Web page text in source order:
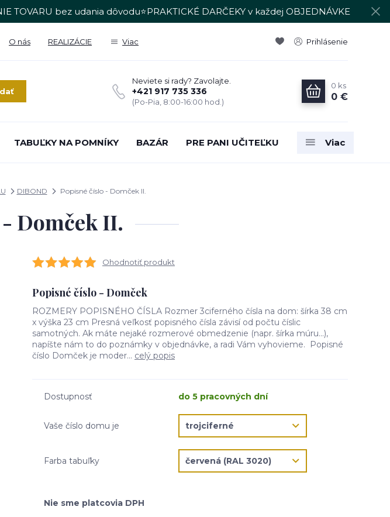
TOVARU bez udania dôvodu⭐PRAKTICKÉ DARČEKY v každej OBJEDNÁVKE
O nás REALIZÁCIE Viac Prihlásenie
Neviete si rady? Zavolajte.
+421 917 735 336
(Po-Pia, 8:00-16:00 hod.)
0 ks
0 €
TABUĽKY NA POMNÍKY BAZÁR PRE PANI UČITEĽKU Viac
DIBOND Popisné číslo - Domček II.
Domček II.
Ohodnotiť produkt
Popisné číslo - Domček
ROZMERY POPISNÉHO ČÍSLA Rozmer 3ciferného čísla na dom: šírka 38 cm
x výška 23 cm Presná veľkosť popisného čísla závisí od počtu číslic
samotných. Ak máte nejaké rozmerové obmedzenie (napr. šírka múru...),
napíšte nám to do poznámky v objednávke, a radi Vám vyhovieme. Popisné
číslo Domček je moder... celý popis
Dostupnosť do 5 pracovných dní
Vaše číslo domu je
Farba tabuľky
Nie sme platcovia DPH